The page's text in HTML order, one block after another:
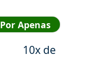
Por Apenas
10x de